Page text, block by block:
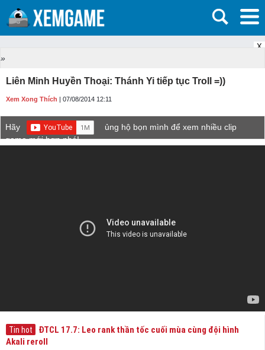
X
»
Liên Minh Huyền Thoại: Thánh Yi tiếp tục Troll =))
Xem Xong Thích | 07/08/2014 12:11
Hãy
ủng hộ bọn mình để xem nhiều clip
game mới hơn nhé!
Tin hot
ĐTCL 17.7: Leo rank thần tốc cuối mùa cùng đội hình
Akali reroll